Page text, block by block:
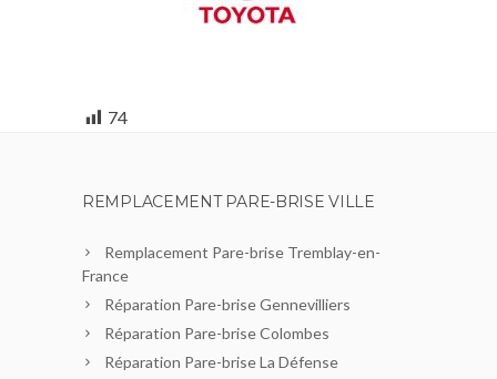
74
REMPLACEMENT PARE-BRISE VILLE
Remplacement Pare-brise Tremblay-en-
France
Réparation Pare-brise Gennevilliers
Réparation Pare-brise Colombes
Réparation Pare-brise La Défense